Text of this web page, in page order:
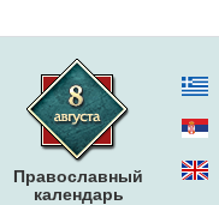
Православный
календарь